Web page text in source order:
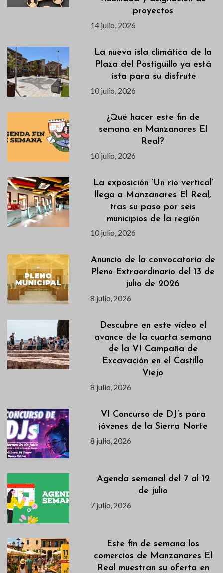
proyectos
14 julio, 2026
La nueva isla climática de la
Plaza del Postiguillo ya está
lista para su disfrute
10 julio, 2026
¿Qué hacer este fin de
semana en Manzanares El
Real?
10 julio, 2026
La exposición ‘Un río vertical’
llega a Manzanares El Real,
tras su paso por seis
municipios de la región
10 julio, 2026
Anuncio de la convocatoria de
Pleno Extraordinario del 13 de
julio de 2026
8 julio, 2026
Descubre en este vídeo el
avance de la cuarta semana
de la VI Campaña de
Excavación en el Castillo
Viejo
8 julio, 2026
VI Concurso de DJ’s para
jóvenes de la Sierra Norte
8 julio, 2026
Agenda semanal del 7 al 12
de julio
7 julio, 2026
Este fin de semana los
comercios de Manzanares El
Real muestran su oferta en